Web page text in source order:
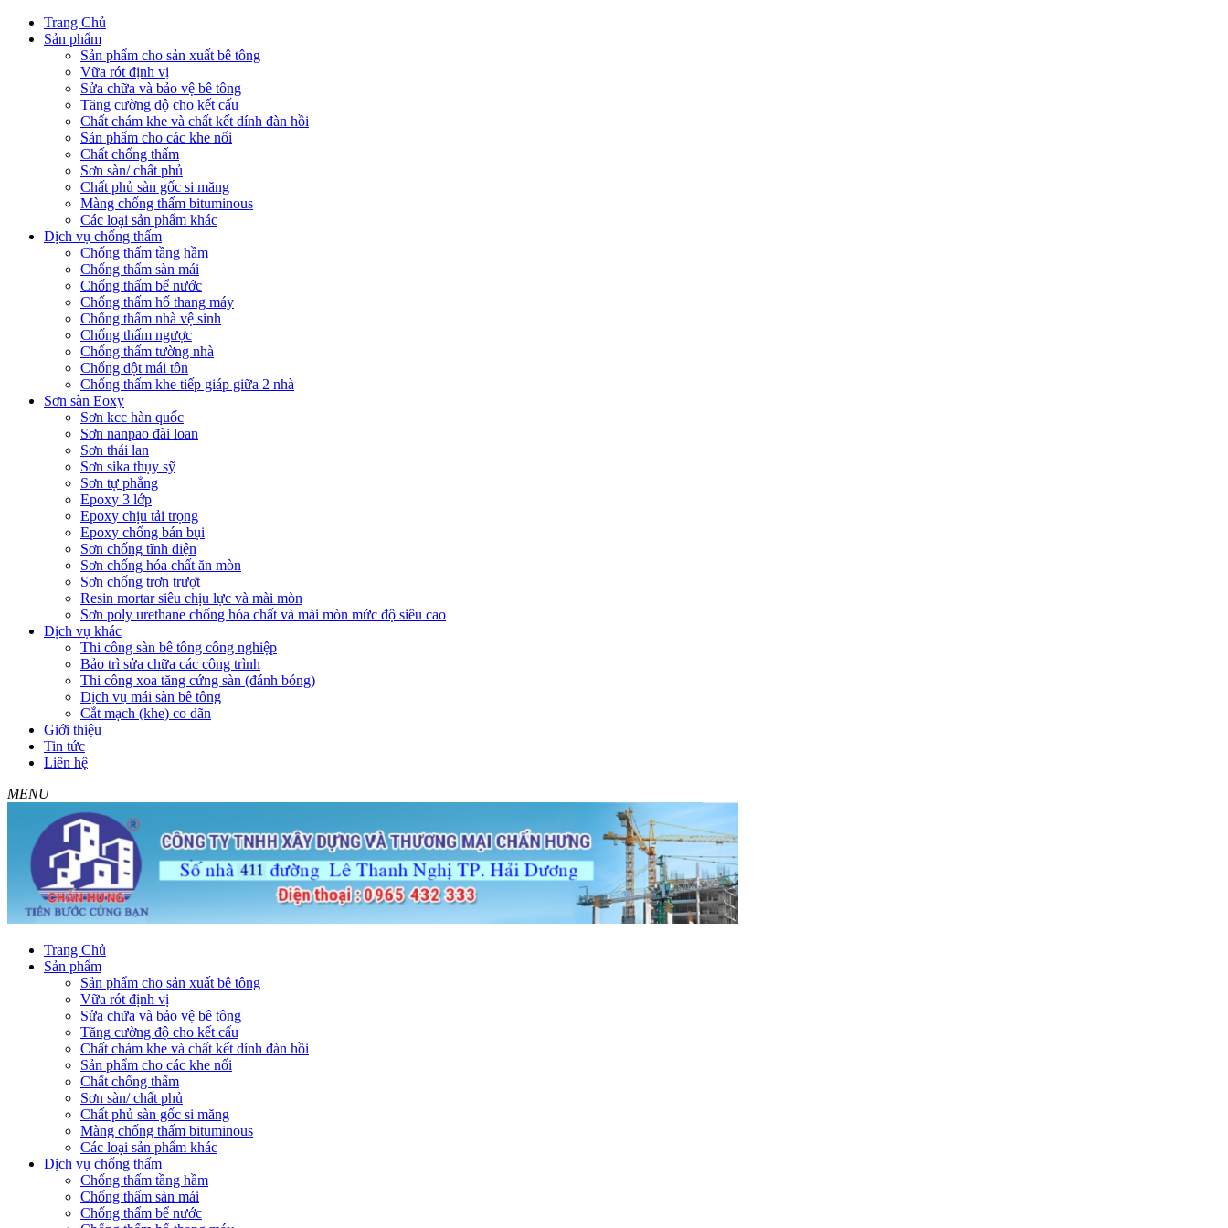
Trang Chủ
Sản phẩm
Sản phẩm cho sản xuất bê tông
Vữa rót định vị
Sửa chữa và bảo vệ bê tông
Tăng cường độ cho kết cấu
Chất chám khe và chất kết dính đàn hồi
Sản phẩm cho các khe nối
Chất chống thấm
Sơn sàn/ chất phủ
Chất phủ sàn gốc si măng
Màng chống thấm bituminous
Các loại sản phẩm khác
Dịch vụ chống thấm
Chống thấm tầng hầm
Chống thấm sàn mái
Chống thấm bể nước
Chống thấm hố thang máy
Chống thấm nhà vệ sinh
Chống thấm ngược
Chống thấm tường nhà
Chống dột mái tôn
Chống thấm khe tiếp giáp giữa 2 nhà
Sơn sàn Eoxy
Sơn kcc hàn quốc
Sơn nanpao đài loan
Sơn thái lan
Sơn sika thụy sỹ
Sơn tự phẳng
Epoxy 3 lớp
Epoxy chịu tải trọng
Epoxy chống bán bụi
Sơn chống tĩnh điện
Sơn chống hóa chất ăn mòn
Sơn chống trơn trượt
Resin mortar siêu chịu lực và mài mòn
Sơn poly urethane chống hóa chất và mài mòn mức độ siêu cao
Dịch vụ khác
Thi công sàn bê tông công nghiệp
Bảo trì sửa chữa các công trình
Thi công xoa tăng cứng sàn (đánh bóng)
Dịch vụ mái sàn bê tông
Cắt mạch (khe) co dãn
Giới thiệu
Tin tức
Liên hệ
MENU
Trang Chủ
Sản phẩm
Sản phẩm cho sản xuất bê tông
Vữa rót định vị
Sửa chữa và bảo vệ bê tông
Tăng cường độ cho kết cấu
Chất chám khe và chất kết dính đàn hồi
Sản phẩm cho các khe nối
Chất chống thấm
Sơn sàn/ chất phủ
Chất phủ sàn gốc si măng
Màng chống thấm bituminous
Các loại sản phẩm khác
Dịch vụ chống thấm
Chống thấm tầng hầm
Chống thấm sàn mái
Chống thấm bể nước